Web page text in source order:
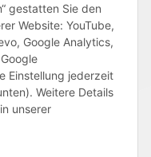
gestatten Sie den
Website: YouTube,
Google Analytics,
Einstellung jederzeit
Weitere Details
unserer